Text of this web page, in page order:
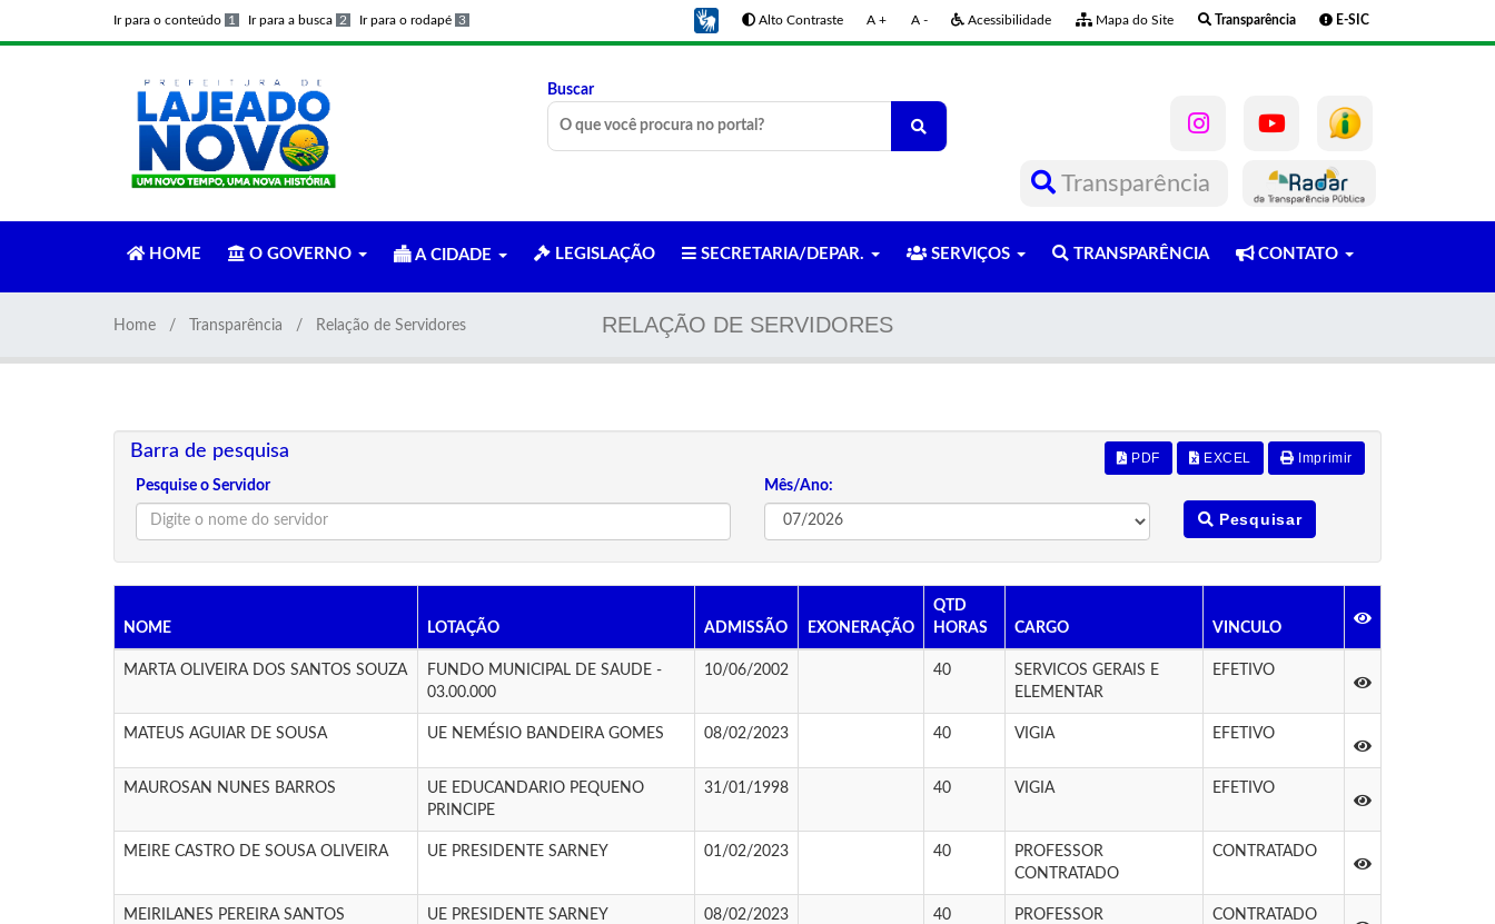
Ir para o conteúdo 1 Ir para a busca 2 Ir para o rodapé 3 Alto Contraste A + A - Acessibilidade Mapa do Site Transparência E-SIC
Buscar
Transparência
HOME O GOVERNO A CIDADE LEGISLAÇÃO SECRETARIA/DEPAR. SERVIÇOS TRANSPARÊNCIA CONTATO
RELAÇÃO DE SERVIDORES
Home Transparência Relação de Servidores
Barra de pesquisa PDF EXCEL
Imprimir
Pesquise o Servidor
Mês/Ano:
Pesquisar
NOME LOTAÇÃO ADMISSÃO EXONERAÇÃO
QTD
HORAS
CARGO VINCULO
MARTA OLIVEIRA DOS SANTOS SOUZA
FUNDO MUNICIPAL DE SAUDE -
03.00.000
10/06/2002 40
SERVICOS GERAIS E
ELEMENTAR
EFETIVO
MATEUS AGUIAR DE SOUSA UE NEMÉSIO BANDEIRA GOMES 08/02/2023 40 VIGIA EFETIVO
MAUROSAN NUNES BARROS
UE EDUCANDARIO PEQUENO
PRINCIPE
31/01/1998 40 VIGIA EFETIVO
MEIRE CASTRO DE SOUSA OLIVEIRA UE PRESIDENTE SARNEY 01/02/2023 40
PROFESSOR
CONTRATADO
CONTRATADO
MEIRILANES PEREIRA SANTOS UE PRESIDENTE SARNEY 08/02/2023 40
PROFESSOR
CONTRATADO